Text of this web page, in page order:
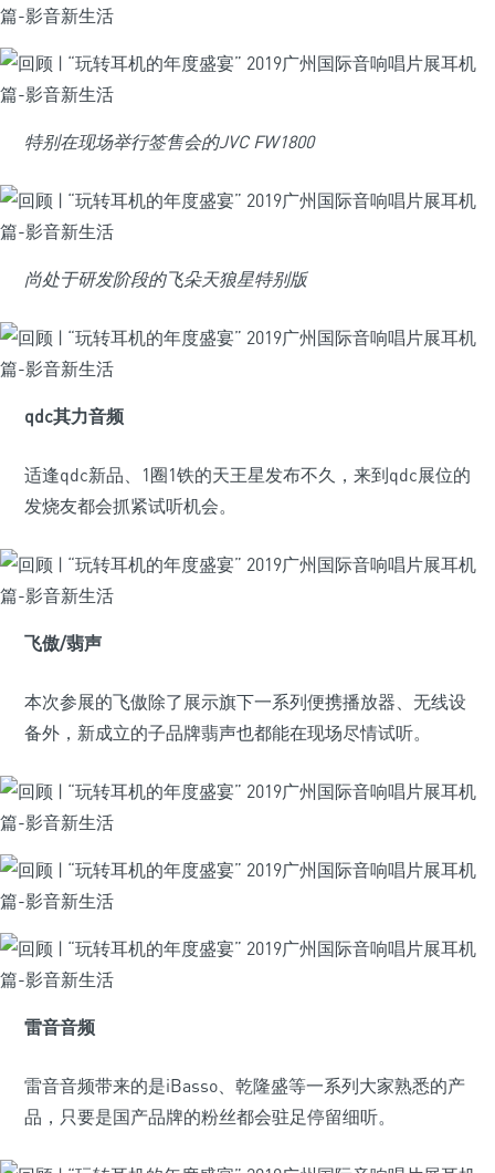
特别在现场举行签售会的JVC FW1800
尚处于研发阶段的飞朵天狼星特别版
qdc其力音频
适逢qdc新品、1圈1铁的天王星发布不久，来到qdc展位的
发烧友都会抓紧试听机会。
飞傲/翡声
本次参展的飞傲除了展示旗下一系列便携播放器、无线设
备外，新成立的子品牌翡声也都能在现场尽情试听。
雷音音频
雷音音频带来的是iBasso、乾隆盛等一系列大家熟悉的产
品，只要是国产品牌的粉丝都会驻足停留细听。